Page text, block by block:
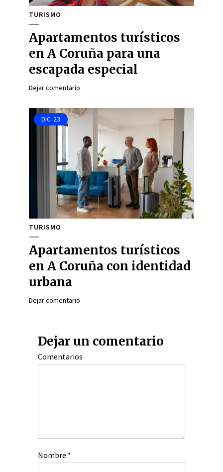
TURISMO
Apartamentos turísticos
en A Coruña para una
escapada especial
Dejar comentario
DIC 23
TURISMO
Apartamentos turísticos
en A Coruña con identidad
urbana
Dejar comentario
Dejar un comentario
Comentarios
Nombre *